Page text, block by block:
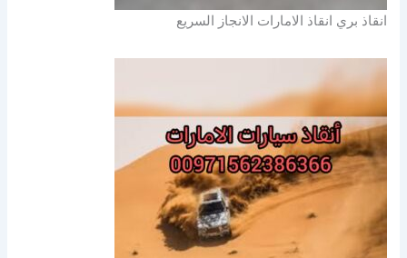
انقاذ بري انقاذ الامارات الانجاز السريع